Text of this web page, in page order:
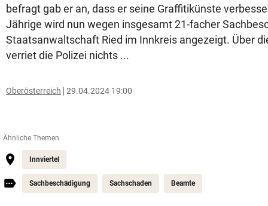
befragt gab er an, dass er seine Graffitikünste
Jährige wird nun wegen insgesamt 21-facher
Staatsanwaltschaft Ried im Innkreis angezeigt. Über
verriet die Polizei nichts ...
Oberösterreich 29.04.2024 19:00
Ähnliche Themen
Innviertel
Sachbeschädigung Sachschaden Beamte